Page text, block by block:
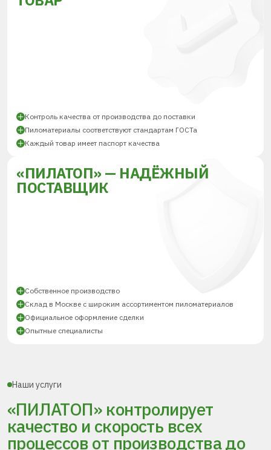
Контроль качества от производства до поставки
Пиломатериалы соответствуют стандартам ГОСТа
Каждый товар имеет паспорт качества
«ПИЛАТОП» — НАДЁЖНЫЙ
ПОСТАВЩИК
Собственное производство
Склад в Москве с широким ассортиментом пиломатериалов
Официальное оформление сделки
Опытные специалисты
Наши услуги
«ПИЛАТОП» контролирует
качество и скорость всех
процессовот производства до